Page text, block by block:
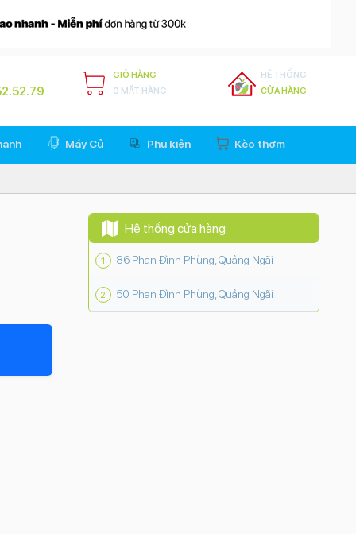
GIỎ HÀNG
0 MẶT HÀNG
HỆ THỐNG
CỬA HÀNG
Máy Củ Phụ kiện Kèo thơm
Hệ thống cửa hàng
86 Phan Đình Phùng, Quảng Ngãi
50 Phan Đình Phùng, Quảng Ngãi